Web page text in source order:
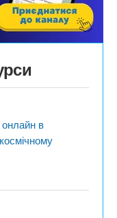
онлайн в